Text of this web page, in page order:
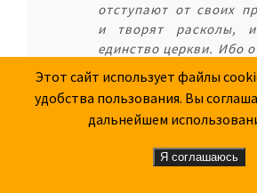
отступают от своих
и творят расколы, и
единство церкви. Ибо
от общения с
некия ереси,
соборами или отцами,
проповедует он ересь
учит оной
таковые аще и
Этот сайт использует файлы
удобства пользования. Вы
дальнейшем
Я соглашаюсь